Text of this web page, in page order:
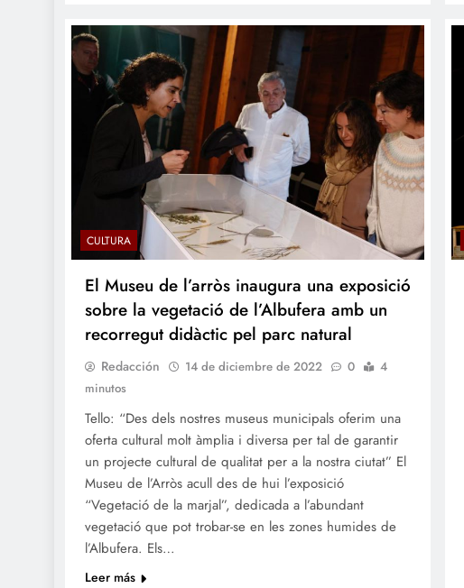
CULTURA
El Museu de l’arròs inaugura una exposició
sobre la vegetació de l’Albufera amb un
recorregut didàctic pel parc natural
Redacción 14 de diciembre de 2022 0
4
minutos
Tello: “Des dels nostres museus municipals oferim una
oferta cultural molt àmplia i diversa per tal de garantir
un projecte cultural de qualitat per a la nostra ciutat” El
Museu de l’Arròs acull des de hui l’exposició
“Vegetació de la marjal”, dedicada a l’abundant
vegetació que pot trobar-se en les zones humides de
l’Albufera. Els…
Leer más